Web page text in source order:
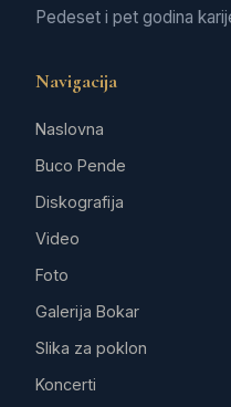
Pedeset i pet godina
Navigacija
Naslovna
Buco Pende
Diskografija
Video
Foto
Galerija Bokar
Slika za poklon
Koncerti